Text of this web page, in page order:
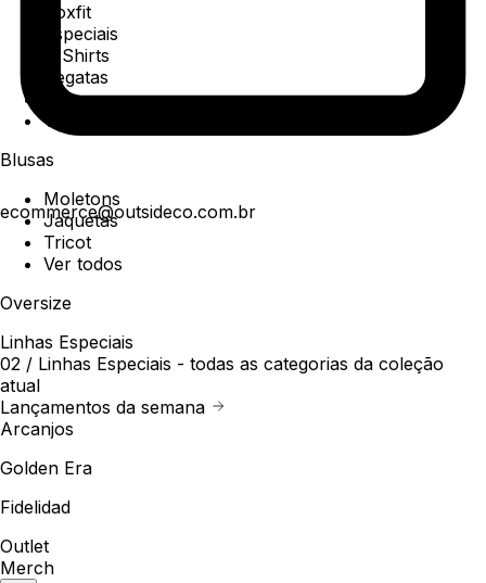
ecommerce@outsideco.com.br
Boxfit
Especiais
T-Shirts
Regatas
Polo
Ver todos
Blusas
Moletons
Jaquetas
Tricot
Ver todos
Oversize
Linhas Especiais
02 / Linhas Especiais - todas as categorias da coleção
atual
Lançamentos da semana
Arcanjos
Golden Era
Fidelidad
Outlet
Merch